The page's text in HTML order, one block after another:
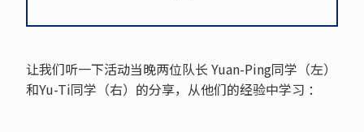
让我们听一下活动当晚两位队长 Yuan-Ping同学（左）
和Yu-Ti同学（右）的分享，从他们的经验中学习 ：